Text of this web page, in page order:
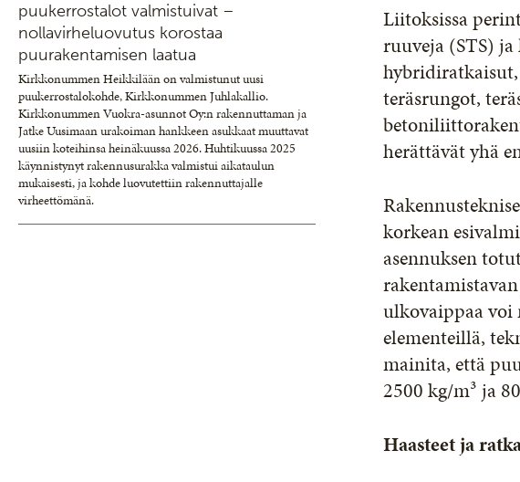
puukerrostalot valmistuivat –
nollavirheluovutus korostaa
puurakentamisen laatua
Kirkkonummen Heikkilään on valmistunut uusi
puukerrostalokohde, Kirkkonummen Juhlakallio.
Kirkkonummen Vuokra-asunnot Oy:n rakennuttaman ja
Jatke Uusimaan urakoiman hankkeen asukkaat muuttavat
uusiin koteihinsa heinäkuussa 2026. Huhtikuussa 2025
käynnistynyt rakennusurakka valmistui aikataulun
mukaisesti, ja kohde luovutettiin rakennuttajalle
virheettömänä.
Liitoksissa
ruuveja (STS)
teräsrungot,
herättävät yhä
korkean
asennuksen
ulkovaippaa voi
elementeillä,
mainita, että
2500 kg/m³ ja
Haasteet ja